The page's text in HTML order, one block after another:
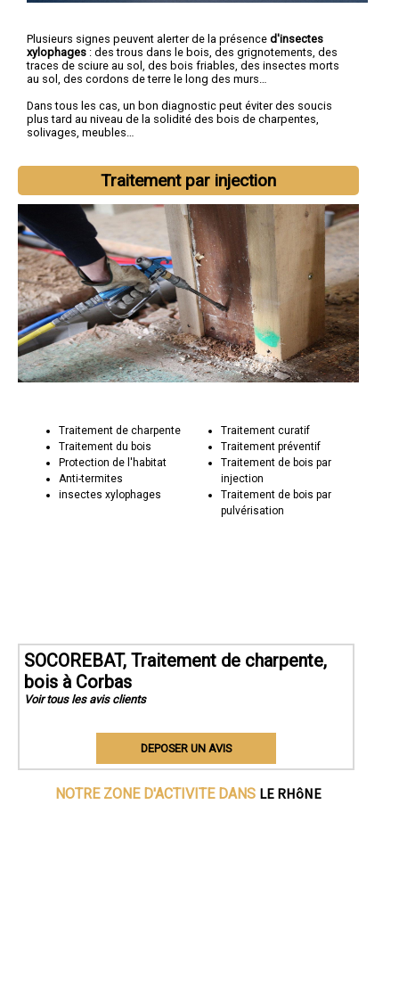
Plusieurs signes peuvent alerter de la présence d'insectes
xylophages : des trous dans le bois, des grignotements, des
traces de sciure au sol, des bois friables, des insectes morts
au sol, des cordons de terre le long des murs…
Dans tous les cas, un bon diagnostic peut éviter des soucis
plus tard au niveau de la solidité des bois de charpentes,
solivages, meubles…
Traitement par injection
Traitement de charpente
Traitement du bois
Protection de l'habitat
Anti-termites
insectes xylophages
Traitement curatif
Traitement préventif
Traitement de bois par
injection
Traitement de bois par
pulvérisation
SOCOREBAT, Traitement de charpente,
bois à Corbas
Voir tous les avis clients
DEPOSER UN AVIS
NOTRE ZONE D'ACTIVITE DANS LE RHôNE